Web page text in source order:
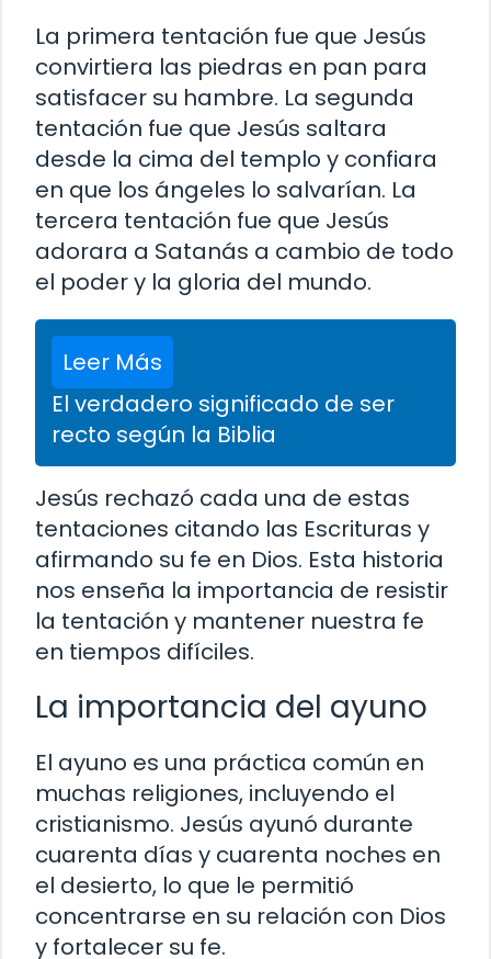
La primera tentación fue que Jesús
convirtiera las piedras en pan para
satisfacer su hambre. La segunda
tentación fue que Jesús saltara
desde la cima del templo y confiara
en que los ángeles lo salvarían. La
tercera tentación fue que Jesús
adorara a Satanás a cambio de todo
el poder y la gloria del mundo.
Leer Más
El verdadero significado de ser
recto según la Biblia
Jesús rechazó cada una de estas
tentaciones citando las Escrituras y
afirmando su fe en Dios. Esta historia
nos enseña la importancia de resistir
la tentación y mantener nuestra fe
en tiempos difíciles.
La importancia del ayuno
El ayuno es una práctica común en
muchas religiones, incluyendo el
cristianismo. Jesús ayunó durante
cuarenta días y cuarenta noches en
el desierto, lo que le permitió
concentrarse en su relación con Dios
y fortalecer su fe.